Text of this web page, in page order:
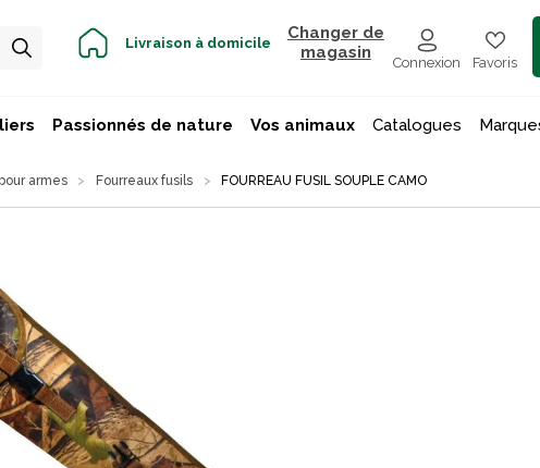
Livraison à domicile
Changer de
magasin
Connexion Favoris
Passionnés de nature Vos animaux Catalogues
armes Fourreaux fusils FOURREAU FUSIL SOUPLE CAMO